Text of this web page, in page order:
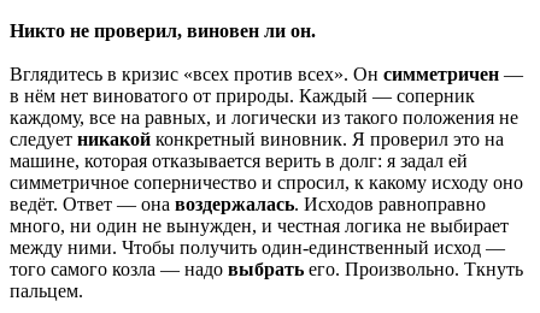
Никто не проверил, виновен ли он.
Вглядитесь в кризис «всех против всех». Он симметричен —
в нём нет виноватого от природы. Каждый — соперник
каждому, все на равных, и логически из такого положения не
следует никакой конкретный виновник. Я проверил это на
машине, которая отказывается верить в долг: я задал ей
симметричное соперничество и спросил, к какому исходу оно
ведёт. Ответ — она воздержалась. Исходов равноправно
много, ни один не вынужден, и честная логика не выбирает
между ними. Чтобы получить один-единственный исход —
того самого козла — надо выбрать его. Произвольно. Ткнуть
пальцем.